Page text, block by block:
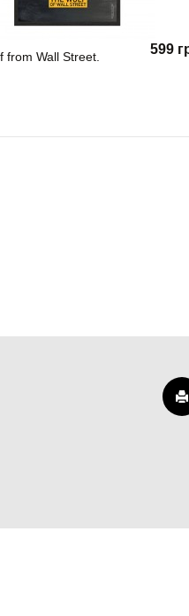
from Wall Street. 599